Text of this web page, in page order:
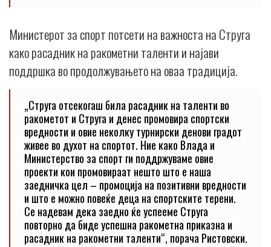
Министерот за спорт потсети на важноста на Струга
како расадник на ракометни таленти и најави
поддршка во продолжувањето на оваа традиција.
„Струга отсекогаш била расадник на таленти во
ракометот и Струга и денес промовира спортски
вредности и овие неколку турнирски денови градот
живее во духот на спортот. Ние како Влада и
Министерство за спорт ги поддржуваме овие
проекти кои промовираат нешто што е наша
заедничка цел – промоција на позитивни вредности
и што е можно повеќе деца на спортските терени.
Се надевам дека заедно ќе успееме Струга
повторно да биде успешна ракометна приказна и
расадник на ракометни таленти“, порача Ристовски.